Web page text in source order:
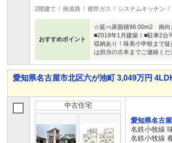
2階建て 南道路 都市ガス システムキッチン
おすすめポイント
☆延べ床面積98.00m2 南向
■2018年1月建築！■駐車2台
収納あり！味美小学校まで
は担当の古本までご連絡く
愛知県名古屋市北区六が池町 3,049万円
中古住宅
愛知県名古
名鉄小牧線
名鉄小牧線